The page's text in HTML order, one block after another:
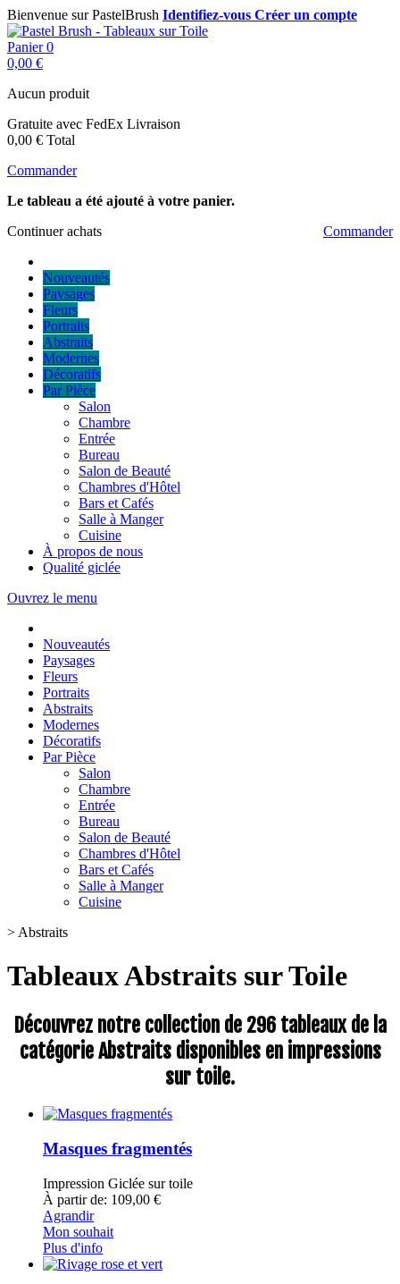
Bienvenue sur PastelBrush Identifiez-vous Créer un compte
Panier 0
0,00 €
Aucun produit
Gratuite avec FedEx Livraison
0,00 € Total
Commander
Le tableau a été ajouté à votre panier.
Continuer achats
Commander
Nouveautés
Paysages
Fleurs
Portraits
Abstraits
Modernes
Décoratifs
Par Pièce
Salon
Chambre
Entrée
Bureau
Salon de Beauté
Chambres d'Hôtel
Bars et Cafés
Salle à Manger
Cuisine
À propos de nous
Qualité giclée
Ouvrez le menu
Nouveautés
Paysages
Fleurs
Portraits
Abstraits
Modernes
Décoratifs
Par Pièce
Salon
Chambre
Entrée
Bureau
Salon de Beauté
Chambres d'Hôtel
Bars et Cafés
Salle à Manger
Cuisine
> Abstraits
Tableaux Abstraits sur Toile
Découvrez notre collection de 296 tableaux de la
catégorie Abstraits disponibles en impressions
sur toile.
Masques fragmentés
Impression Giclée sur toile
À partir de: 109,00 €
Agrandir
Mon souhait
Plus d'info